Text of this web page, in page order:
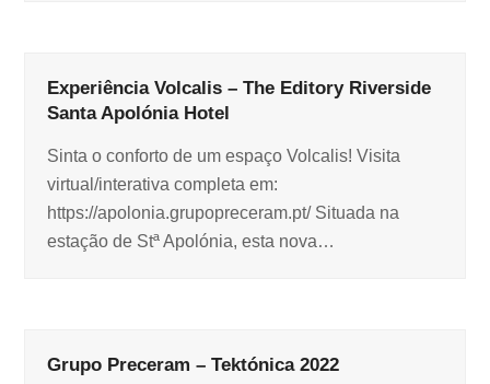
Experiência Volcalis – The Editory Riverside
Santa Apolónia Hotel
Sinta o conforto de um espaço Volcalis! Visita
virtual/interativa completa em:
https://apolonia.grupopreceram.pt/ Situada na
estação de Stª Apolónia, esta nova…
Grupo Preceram – Tektónica 2022